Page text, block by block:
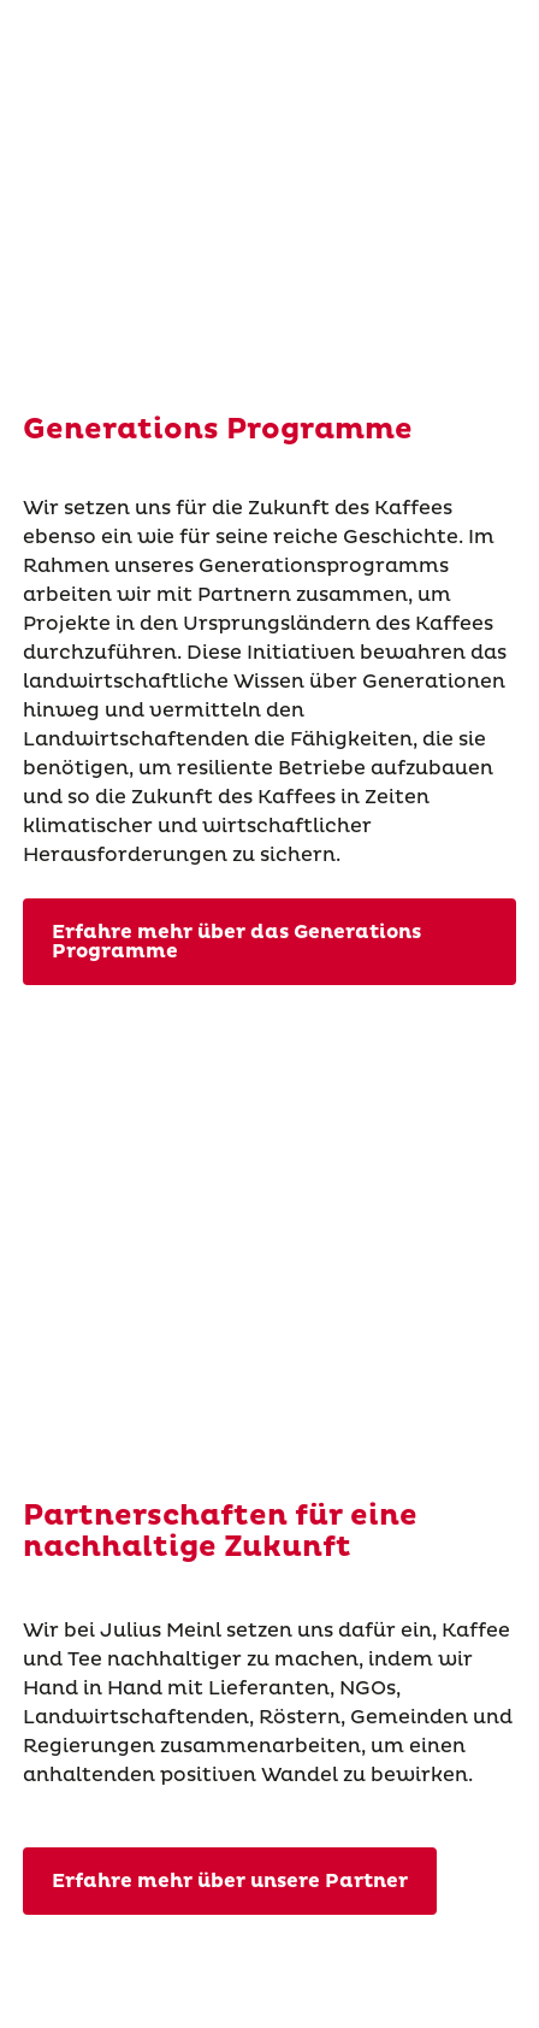
Generations Programme
Wir setzen uns für die Zukunft des Kaffees
ebenso ein wie für seine reiche Geschichte. Im
Rahmen unseres Generationsprogramms
arbeiten wir mit Partnern zusammen, um
Projekte in den Ursprungsländern des Kaffees
durchzuführen. Diese Initiativen bewahren das
landwirtschaftliche Wissen über Generationen
hinweg und vermitteln den
Landwirtschaftenden die Fähigkeiten, die sie
benötigen, um resiliente Betriebe aufzubauen
und so die Zukunft des Kaffees in Zeiten
klimatischer und wirtschaftlicher
Herausforderungen zu sichern.
Erfahre mehr über das Generations
Programme
Partnerschaften für eine
nachhaltige Zukunft
Wir bei Julius Meinl setzen uns dafür ein, Kaffee
und Tee nachhaltiger zu machen, indem wir
Hand in Hand mit Lieferanten, NGOs,
Landwirtschaftenden, Röstern, Gemeinden und
Regierungen zusammenarbeiten, um einen
anhaltenden positiven Wandel zu bewirken.
Erfahre mehr über unsere Partner